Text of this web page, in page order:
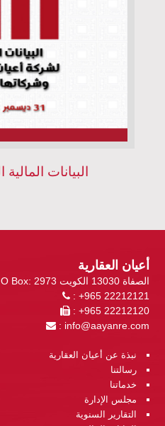
البيانات
أعيان العقارية
P O Box: 2973 الصفاة 13030 الكويت
: +965 22212121
: +965 22212120
: info@aayanre.com
نبذة عن أعيان العقارية
رسالتنا
خدماتنا
مجلس الإدارة
التقارير السنوية